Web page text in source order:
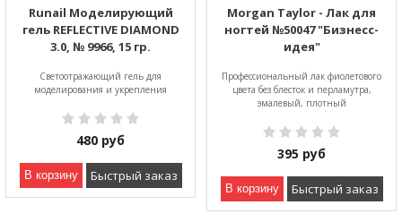
Runail Моделирующий
гель REFLECTIVE DIAMOND
3.0, № 9966, 15 гр.
Светоотражающий гель для
моделирования и укрепления
480 руб
В корзину Быстрый заказ
Morgan Taylor - Лак для
ногтей №50047 "Бизнесс-
идея"
Профессиональный лак фиолетового
цвета без блесток и перламутра,
эмалевый, плотный
395 руб
В корзину Быстрый заказ